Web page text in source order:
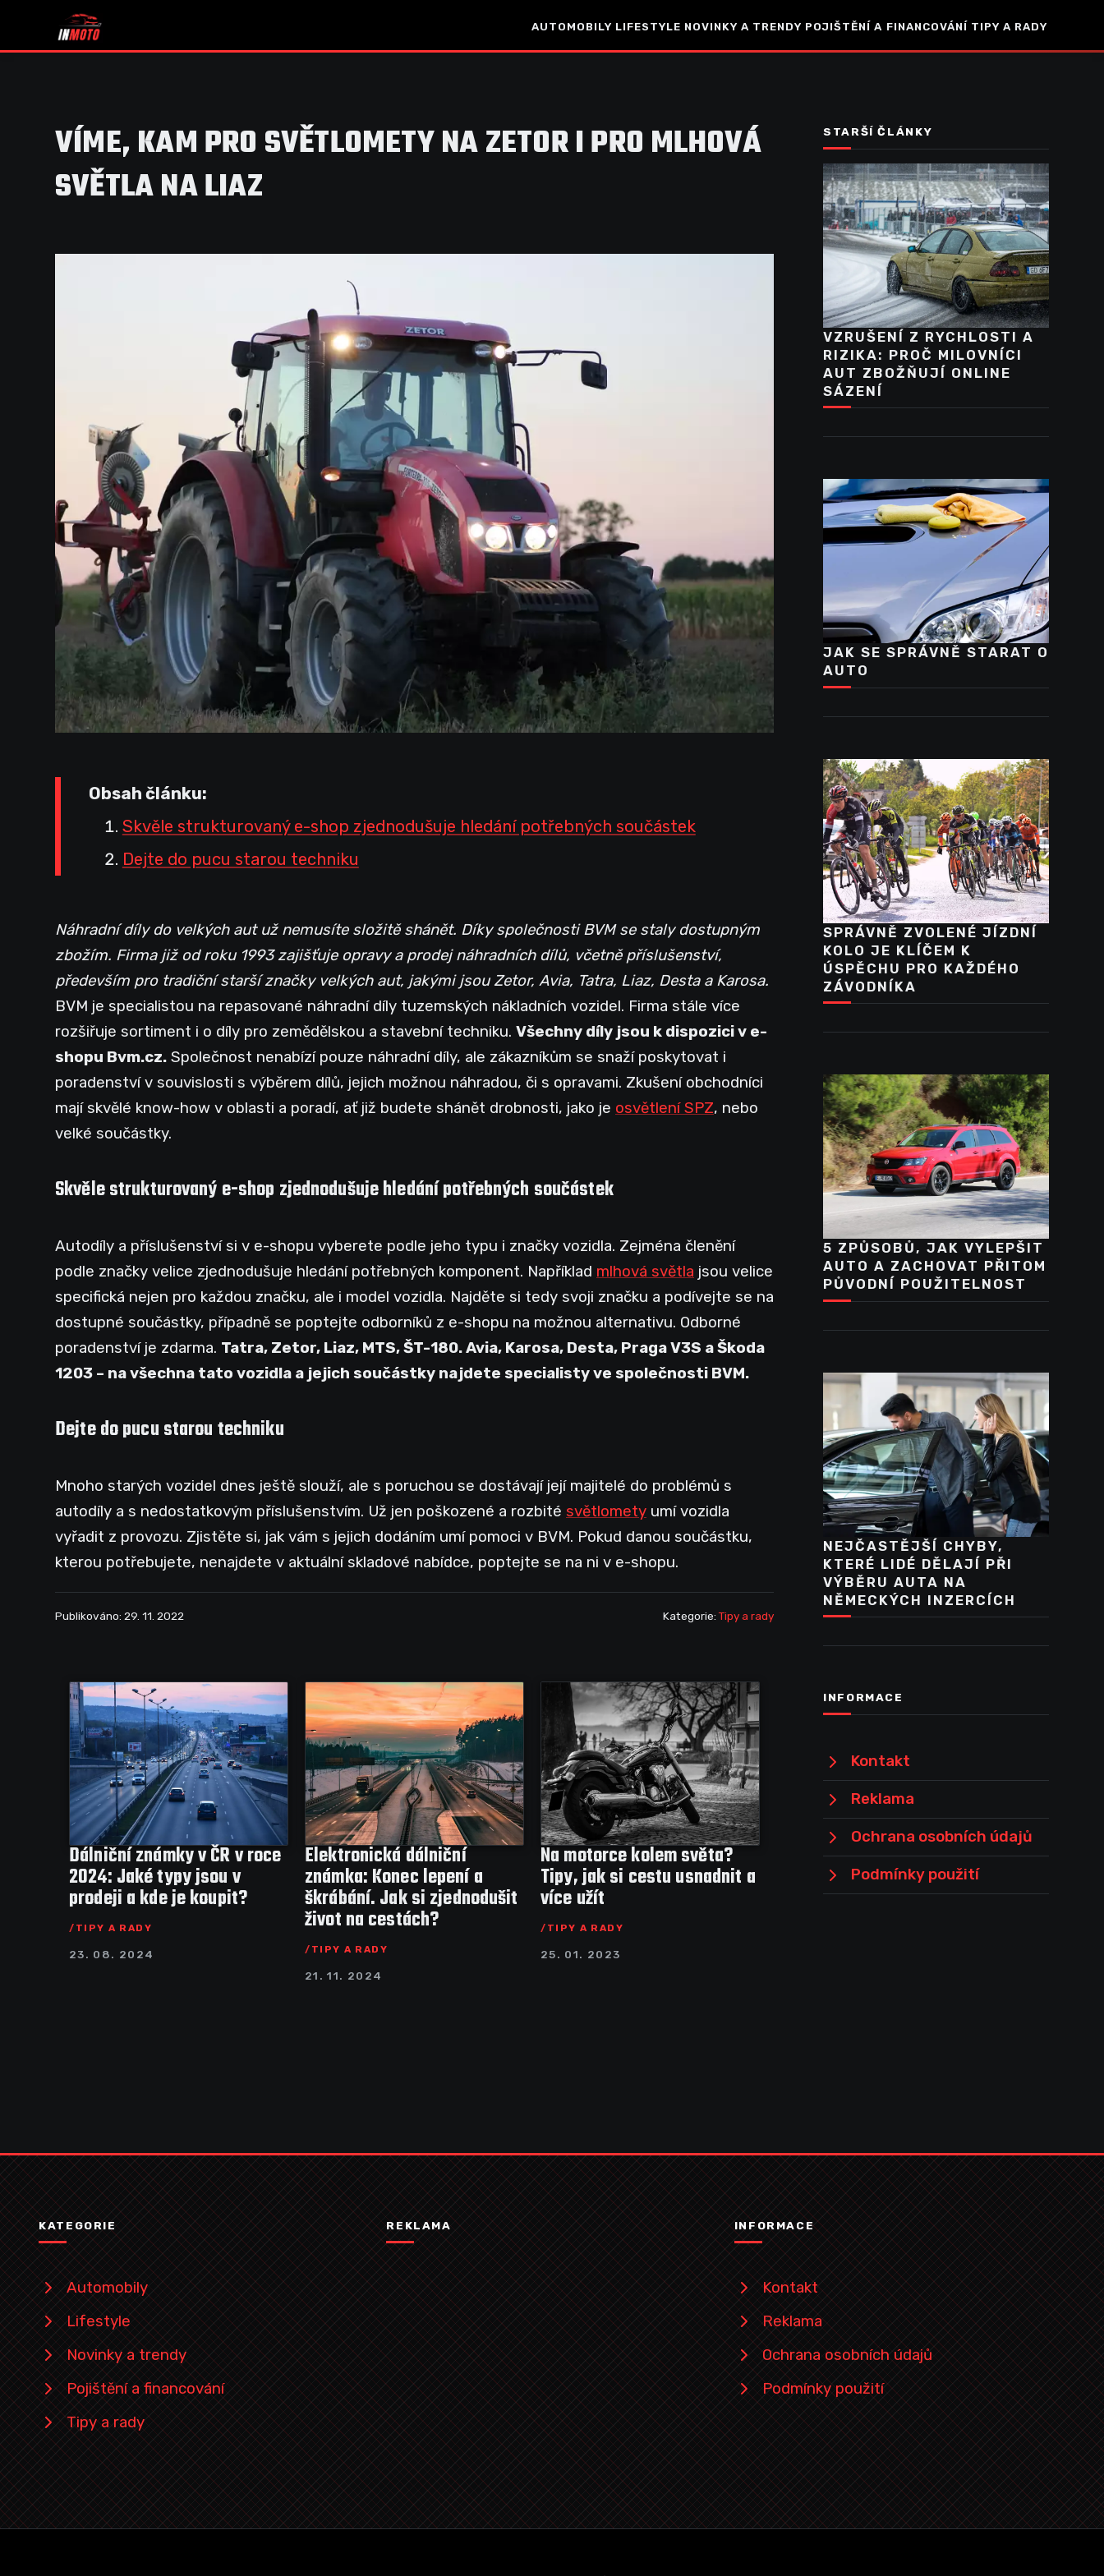
AUTOMOBILY LIFESTYLE NOVINKY A TRENDY POJIŠTĚNÍ A FINANCOVÁNÍ TIPY A RADY
VÍME, KAM PRO SVĚTLOMETY NA ZETOR I PRO MLHOVÁ
SVĚTLA NA LIAZ
Obsah článku:
Skvěle strukturovaný e-shop zjednodušuje hledání potřebných součástek
Dejte do pucu starou techniku
Náhradní díly do velkých aut už nemusíte složitě shánět. Díky společnosti BVM se staly dostupným
zbožím. Firma již od roku 1993 zajišťuje opravy a prodej náhradních dílů, včetně příslušenství,
především pro tradiční starší značky velkých aut, jakými jsou Zetor, Avia, Tatra, Liaz, Desta a Karosa.
BVM je specialistou na repasované náhradní díly tuzemských nákladních vozidel. Firma stále více
rozšiřuje sortiment i o díly pro zemědělskou a stavební techniku. Všechny díly jsou k dispozici v e-
shopu Bvm.cz. Společnost nenabízí pouze náhradní díly, ale zákazníkům se snaží poskytovat i
poradenství v souvislosti s výběrem dílů, jejich možnou náhradou, či s opravami. Zkušení obchodníci
mají skvělé know-how v oblasti a poradí, ať již budete shánět drobnosti, jako je osvětlení SPZ, nebo
velké součástky.
Skvěle strukturovaný e-shop zjednodušuje hledání potřebných součástek
Autodíly a příslušenství si v e-shopu vyberete podle jeho typu i značky vozidla. Zejména členění
podle značky velice zjednodušuje hledání potřebných komponent. Například mlhová světla jsou velice
specifická nejen pro každou značku, ale i model vozidla. Najděte si tedy svoji značku a podívejte se na
dostupné součástky, případně se poptejte odborníků z e-shopu na možnou alternativu. Odborné
poradenství je zdarma. Tatra, Zetor, Liaz, MTS, ŠT-180. Avia, Karosa, Desta, Praga V3S a Škoda
1203 – na všechna tato vozidla a jejich součástky najdete specialisty ve společnosti BVM.
Dejte do pucu starou techniku
Mnoho starých vozidel dnes ještě slouží, ale s poruchou se dostávají její majitelé do problémů s
autodíly a s nedostatkovým příslušenstvím. Už jen poškozené a rozbité světlomety umí vozidla
vyřadit z provozu. Zjistěte si, jak vám s jejich dodáním umí pomoci v BVM. Pokud danou součástku,
kterou potřebujete, nenajdete v aktuální skladové nabídce, poptejte se na ni v e-shopu.
Publikováno: 29. 11. 2022 Kategorie:Tipy a rady
Dálniční známky v ČR v roce
2024: Jaké typy jsou v
prodeji a kde je koupit?
TIPY A RADY
23. 08. 2024
Elektronická dálniční
známka: Konec lepení a
škrábání. Jak si zjednodušit
život na cestách?
TIPY A RADY
21. 11. 2024
Na motorce kolem světa?
Tipy, jak si cestu usnadnit a
více užít
TIPY A RADY
25. 01. 2023
STARŠÍ ČLÁNKY
VZRUŠENÍ Z RYCHLOSTI A
RIZIKA: PROČ MILOVNÍCI
AUT ZBOŽŇUJÍ ONLINE
SÁZENÍ
JAK SE SPRÁVNĚ STARAT O
AUTO
SPRÁVNĚ ZVOLENÉ JÍZDNÍ
KOLO JE KLÍČEM K
ÚSPĚCHU PRO KAŽDÉHO
ZÁVODNÍKA
5 ZPŮSOBŮ, JAK VYLEPŠIT
AUTO A ZACHOVAT PŘITOM
PŮVODNÍ POUŽITELNOST
NEJČASTĚJŠÍ CHYBY,
KTERÉ LIDÉ DĚLAJÍ PŘI
VÝBĚRU AUTA NA
NĚMECKÝCH INZERCÍCH
INFORMACE
Kontakt
Reklama
Ochrana osobních údajů
Podmínky použití
KATEGORIE
Automobily
Lifestyle
Novinky a trendy
Pojištění a financování
Tipy a rady
REKLAMA INFORMACE
Kontakt
Reklama
Ochrana osobních údajů
Podmínky použití